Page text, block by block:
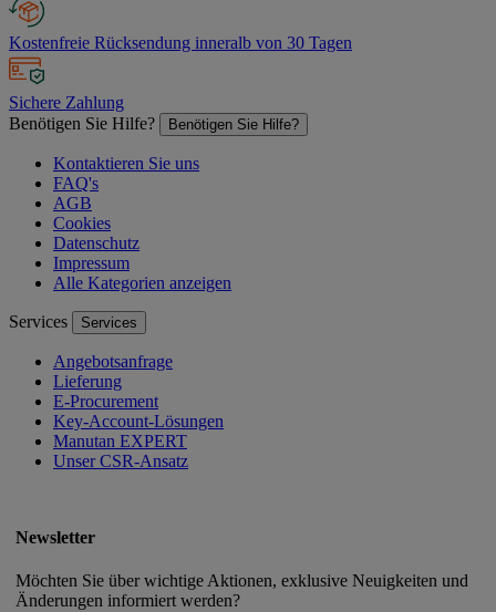
Kostenfreie Rücksendung inneralb von 30 Tagen
Sichere Zahlung
Benötigen Sie Hilfe?
Benötigen Sie Hilfe?
Kontaktieren Sie uns
FAQ's
AGB
Cookies
Datenschutz
Impressum
Alle Kategorien anzeigen
Services Services
Angebotsanfrage
Lieferung
E-Procurement
Key-Account-Lösungen
Manutan EXPERT
Unser CSR-Ansatz
Newsletter
Möchten Sie über wichtige Aktionen, exklusive Neuigkeiten und
Änderungen informiert werden?